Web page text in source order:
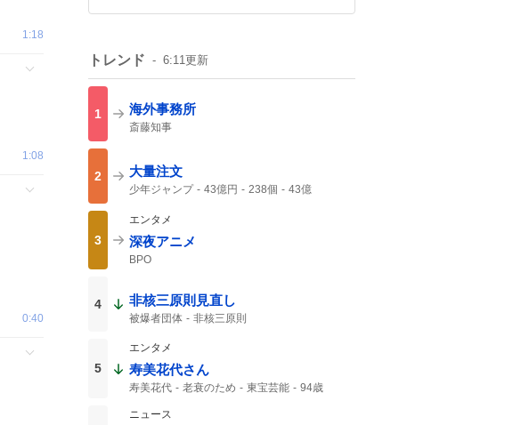
1:18
1:08
0:40
トレンド 6:11更新
1 海外事務所
斎藤知事
2 大量注文
少年ジャンプ 43億円 238個
43億
3
エンタメ
深夜アニメ
BPO
4 非核三原則見直し
被爆者団体 非核三原則
5
エンタメ
寿美花代さん
寿美花代 老衰のため 東宝芸能
94歳
最期の最期まで...
ニュース